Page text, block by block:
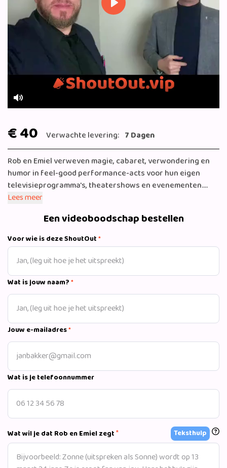
Mute
Play
€ 40 Verwachte levering: 7 Dagen
Rob en Emiel verweven magie, cabaret, verwondering en
humor in feel-good performance-acts voor hun eigen
televisieprogramma's, theatershows en evenementen.
Hun televisiecarrière begon met het programma De
programma’s Street Magic, School Magic én The Magic
Battle, allen met magie als rode draad. Daarnaast treden
ze op met shows en presentaties. Ook realiseren ze met
hun bedrijf WebinarCompleet online programma’s die ze
van A tot Z organiseren, realiseren én presenteren.
Lees meer
Een videoboodschap bestellen
Voor wie is deze ShoutOut*
Wat is jouw naam?*
Jouw e-mailadres*
Wat is je telefoonnummer
Wat wil je dat Rob en Emiel zegt* Teksthulp